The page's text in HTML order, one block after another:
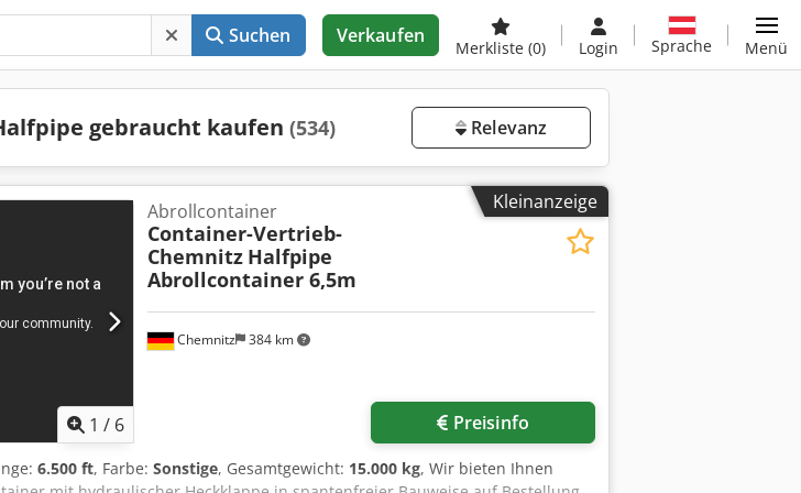
Suchen Verkaufen
Merkliste (0) Login Sprache Menü
gebraucht kaufen (534) Relevanz
Kleinanzeige
1 / 6
Chemnitz 384 km
Abrollcontainer
Container-Vertrieb-
Chemnitz Halfpipe
Abrollcontainer 6,5m
Preisinfo
6.500 ft, Farbe: Sonstige, Gesamtgewicht: 15.000 kg, Wir bieten Ihnen